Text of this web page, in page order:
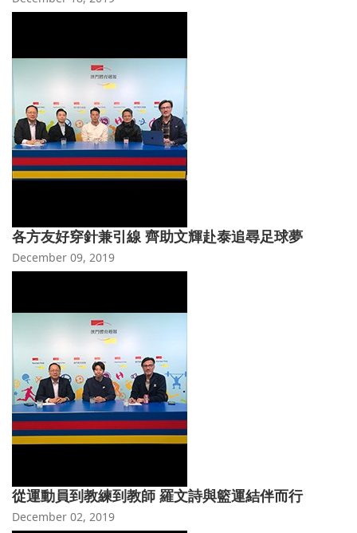
各方友好穿針兼引線 齊助文輝赴泰追尋足球夢
December 09, 2019
從運動員到教練到教師 羅文詩與籃運結伴而行
December 02, 2019